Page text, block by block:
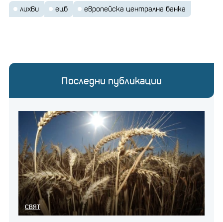
лихви ецб европейска централна банка
Последни публикации
СВЯТ